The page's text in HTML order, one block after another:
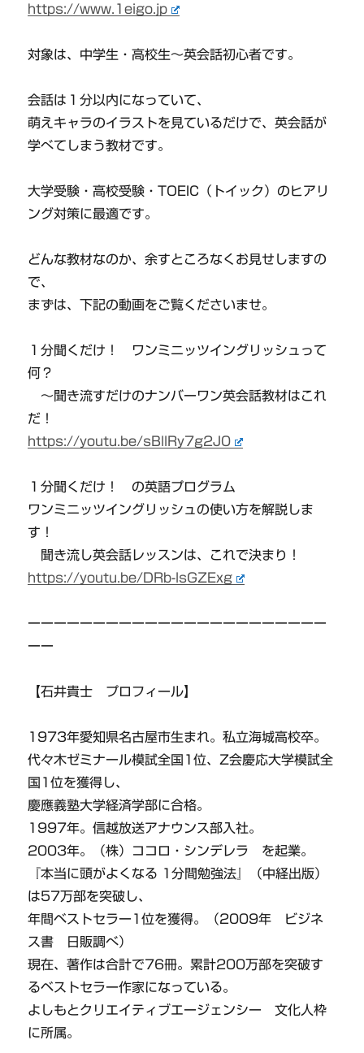
https://www.1eigo.jp
対象は、中学生・高校生〜英会話初心者です。
会話は１分以内になっていて、
萌えキャラのイラストを見ているだけで、英会話が
学べてしまう教材です。
大学受験・高校受験・TOEIC（トイック）のヒアリ
ング対策に最適です。
どんな教材なのか、余すところなくお見せしますの
で、
まずは、下記の動画をご覧くださいませ。
１分聞くだけ！ ワンミニッツイングリッシュって
何？
〜聞き流すだけのナンバーワン英会話教材はこれ
だ！
https://youtu.be/sBllRy7g2J0
１分聞くだけ！ の英語プログラム
ワンミニッツイングリッシュの使い方を解説しま
す！
聞き流し英会話レッスンは、これで決まり！
https://youtu.be/DRb-lsGZExg
ーーーーーーーーーーーーーーーーーーーーーーー
ーー
【石井貴士 プロフィール】
1973年愛知県名古屋市生まれ。私立海城高校卒。
代々木ゼミナール模試全国1位、Z会慶応大学模試全
国1位を獲得し、
慶應義塾大学経済学部に合格。
1997年。信越放送アナウンス部入社。
2003年。（株）ココロ・シンデレラ を起業。
『本当に頭がよくなる 1分間勉強法』（中経出版）
は57万部を突破し、
年間ベストセラー1位を獲得。（2009年 ビジネ
ス書 日販調べ）
現在、著作は合計で76冊。累計200万部を突破す
るベストセラー作家になっている。
よしもとクリエイティブエージェンシー 文化人枠
に所属。